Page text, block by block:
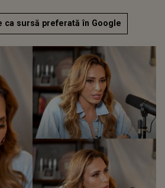
ca sursă preferată în Google